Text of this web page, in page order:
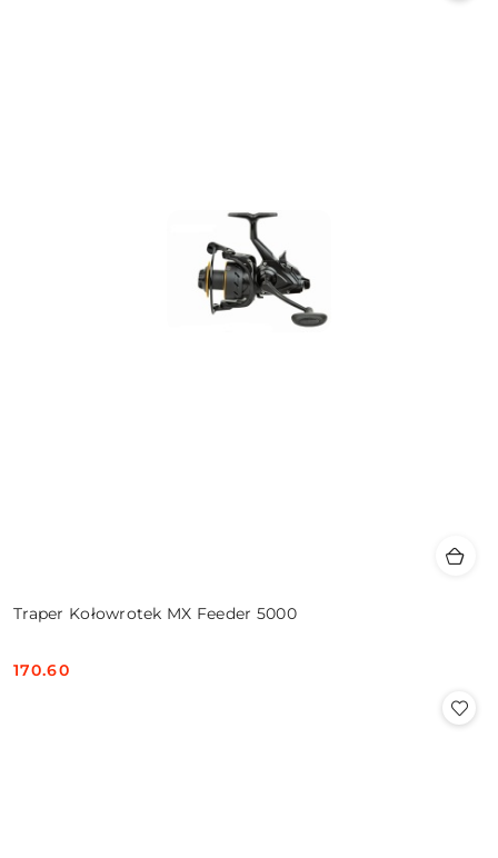
Traper Kołowrotek MX Feeder 5000
Cena:
170.60